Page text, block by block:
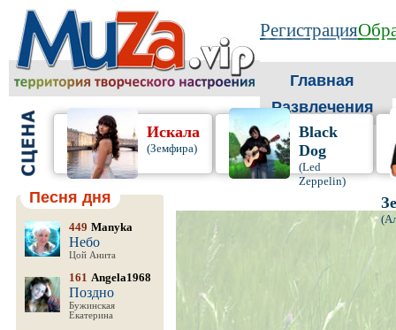
Регистрация
Главная
Развлечения
Искала
(Земфира)
Black
Dog
(Led
Zeppelin)
Песня дня
449 Manyka
Небо
Цой Анита
161 Angela1968
Поздно
Бужинская
Екатерина